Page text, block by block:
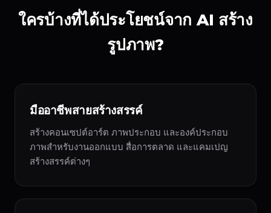
ใครบ้างที่ได้ประโยชน์จาก AI สร้าง
รูปภาพ?
มืออาชีพสายสร้างสรรค์
สร้างคอนเซปต์อาร์ต ภาพประกอบ และองค์ประกอบ
ภาพสำหรับงานออกแบบ สื่อการตลาด และแคมเปญ
สร้างสรรค์ต่างๆ